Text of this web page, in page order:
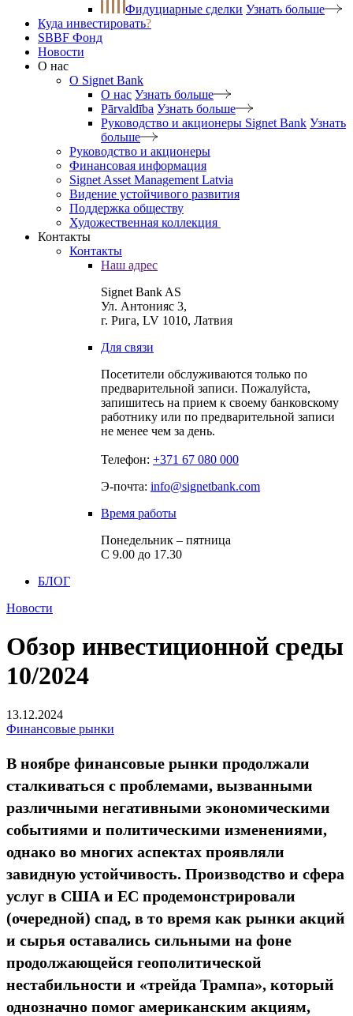
Фидуциарные сделки Узнать больше
Куда инвестировать?
SBBF Фонд
Новости
О нас
O Signet Bank
О нас Узнать больше
Pārvaldība Узнать больше
Руководство и акционеры Signet Bank Узнать
больше
Руководство и акционеры
Финансовая информация
Signet Asset Management Latvia
Видение устойчивого развития
Поддержка обществу
Художественная коллекция
Контакты
Контакты
Наш адрес
Signet Bank AS
Ул. Антонияс 3,
г. Рига, LV 1010, Латвия
Для связи
Посетители обслуживаются только по
предварительной записи. Пожалуйста,
запишитесь на прием к своему банковскому
работнику или по предварительной записи
не менее чем за день.
Телефон: +371 67 080 000
Э-почта: info@signetbank.com
Время работы
Понедельник – пятница
С 9.00 до 17.30
БЛОГ
Новости
Обзор инвестиционной среды
10/2024
13.12.2024
Финансовые рынки
В ноябре финансовые рынки продолжали
сталкиваться с проблемами, вызванными
различными негативными экономическими
событиями и политическими изменениями,
однако во многих аспектах проявляли
завидную устойчивость. Производство и сфера
услуг в США и ЕС продемонстрировали
(очередной) спад, в то время как рынки акций
и сырья оставались сильными на фоне
продолжающейся геополитической
нестабильности и «трейда Трампа», который
однозначно помог американским акциям,